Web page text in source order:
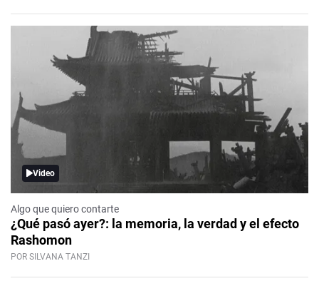
Video
Algo que quiero contarte
¿Qué pasó ayer?: la memoria, la verdad y el efecto
Rashomon
POR SILVANA TANZI